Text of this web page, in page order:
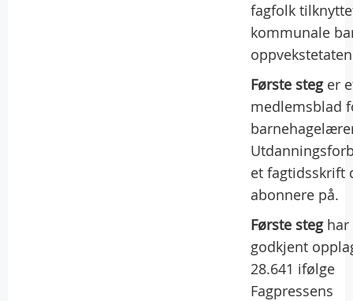
fagfolk
kommunale
Første steger
medlemsblad
et fagtidsskrift
abonnere på.
Første steghar
godkjent
28.641 ifølge
Fagpressens